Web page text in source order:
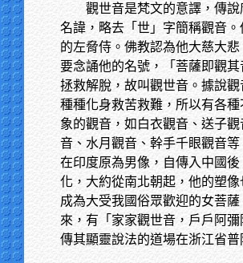
觀世音是梵文的意譯，傳
名諱，略去「世」字簡稱觀音
的左脅侍。佛教認為他大慈大悲
要念誦他的名號，「菩薩即觀
拯救解脫，故叫觀世音。據說
種種化身救苦救難，所以有各
象的觀音，如白衣觀音、送子
音、水月觀音、幹手千眼觀音
在印度原為男像，自傳入中國
化，大約從南北朝起，他的塑像
成為大受我國俗眾歡迎的女菩
來，有「家家觀世音，戶戶阿彌
傳其顯靈說法的道場在浙江省普